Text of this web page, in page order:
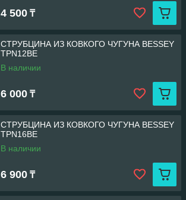
4 500 ₸
СТРУБЦИНА ИЗ КОВКОГО ЧУГУНА BESSEY
TPN12BE
В наличии
6 000 ₸
СТРУБЦИНА ИЗ КОВКОГО ЧУГУНА BESSEY
TPN16BE
В наличии
6 900 ₸